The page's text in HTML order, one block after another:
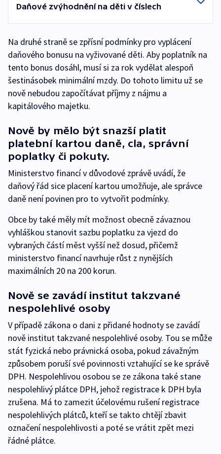
Daňové zvýhodnění na děti v číslech
Na druhé straně se zpřísní podmínky pro vyplácení
daňového bonusu na vyživované děti. Aby poplatník na
tento bonus dosáhl, musí si za rok vydělat alespoň
šestinásobek minimální mzdy. Do tohoto limitu už se
nově nebudou započítávat příjmy z nájmu a
kapitálového majetku.
Nově by mělo být snazší platit
platební kartou daně, cla, správní
poplatky či pokuty.
Ministerstvo financí v důvodové zprávě uvádí, že
daňový řád sice placení kartou umožňuje, ale správce
daně není povinen pro to vytvořit podmínky.
Obce by také měly mít možnost obecně závaznou
vyhláškou stanovit sazbu poplatku za vjezd do
vybraných částí měst vyšší než dosud, přičemž
ministerstvo financí navrhuje růst z nynějších
maximálních 20 na 200 korun.
Nově se zavádí institut takzvané
nespolehlivé osoby
V případě zákona o dani z přidané hodnoty se zavádí
nově institut takzvané nespolehlivé osoby. Tou se může
stát fyzická nebo právnická osoba, pokud závažným
způsobem poruší své povinnosti vztahující se ke správě
DPH. Nespolehlivou osobou se ze zákona také stane
nespolehlivý plátce DPH, jehož registrace k DPH byla
zrušena. Má to zamezit účelovému rušení registrace
nespolehlivých plátců, kteří se takto chtějí zbavit
označení nespolehlivosti a poté se vrátit zpět mezi
řádné plátce.